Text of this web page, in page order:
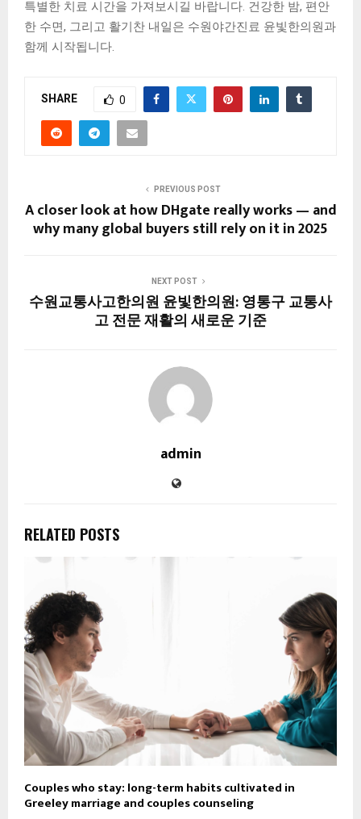
특별한 치료 시간을 가져보시길 바랍니다. 건강한 밤, 편안
한 수면, 그리고 활기찬 내일은 수원야간진료 윤빛한의원과
함께 시작됩니다.
SHARE 0
PREVIOUS POST
A closer look at how DHgate really works — and
why many global buyers still rely on it in 2025
NEXT POST
수원교통사고한의원 윤빛한의원: 영통구 교통사
고 전문 재활의 새로운 기준
admin
RELATED POSTS
Couples who stay: long-term habits cultivated in
Greeley marriage and couples counseling